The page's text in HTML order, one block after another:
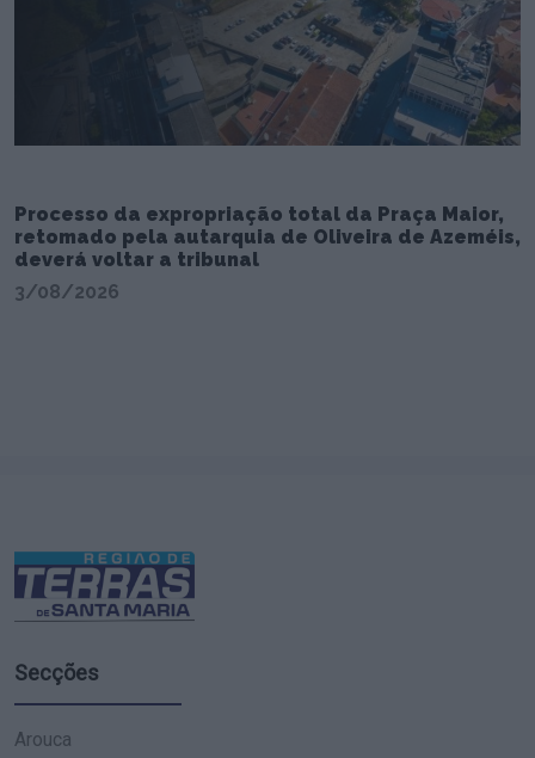
Processo da expropriação total da Praça Maior,
retomado pela autarquia de Oliveira de Azeméis,
deverá voltar a tribunal
3/08/2026
Secções
Arouca